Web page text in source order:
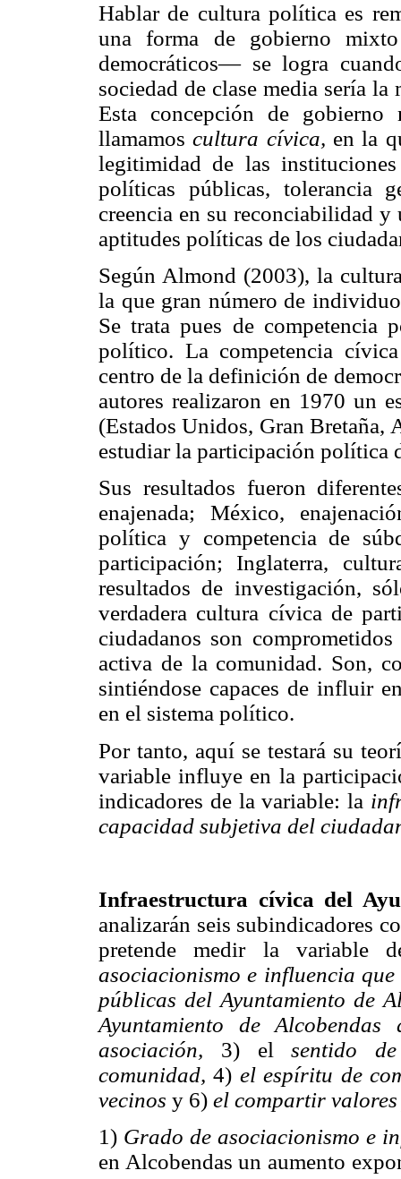
Hablar de cultura política es
una forma de gobierno
democráticos— se logra
sociedad de clase media sería
Esta concepción de
llamamoscultura cívica, en la
legitimidad de las
políticas públicas, tolerancia
creencia en su reconciabilidad y
aptitudes políticas de los
Según Almond (2003), la
la que gran número de
Se trata pues de competencia
político. La competencia
centro de la definición de
autores realizaron en 1970 un
(Estados Unidos, Gran
estudiar la participación política
Sus resultados fueron
enajenada; México,
política y competencia de
participación; Inglaterra,
resultados de investigación,
verdadera cultura cívica de
ciudadanos son
activa de la comunidad. Son,
sintiéndose capaces de influir
en el sistema político.
Por tanto, aquí se testará su
variable influye en la
indicadores de la variable: la
capacidad subjetiva del
Infraestructura cívica del
analizarán seis subindicadores
pretende medir la
asociacionismo e influencia
públicas del Ayuntamiento de
Ayuntamiento de
asociación, 3) elsentido
comunidad, 4) el espíritu de
vecinos y 6) el compartir
1) Grado de asociacionismo e
en Alcobendas un aumento